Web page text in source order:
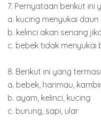
7. Pernyataan berikut ini
a. kucing menyukai
b. kelinci akan senang
c. bebek tidak menyukai
8. Berikut ini yang
a. bebek, harimau,
b. ayam, kelinci, kucing
c. burung, sapi, ular